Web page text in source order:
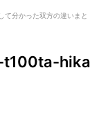
分かった双方の違いまと
t100ta-hika